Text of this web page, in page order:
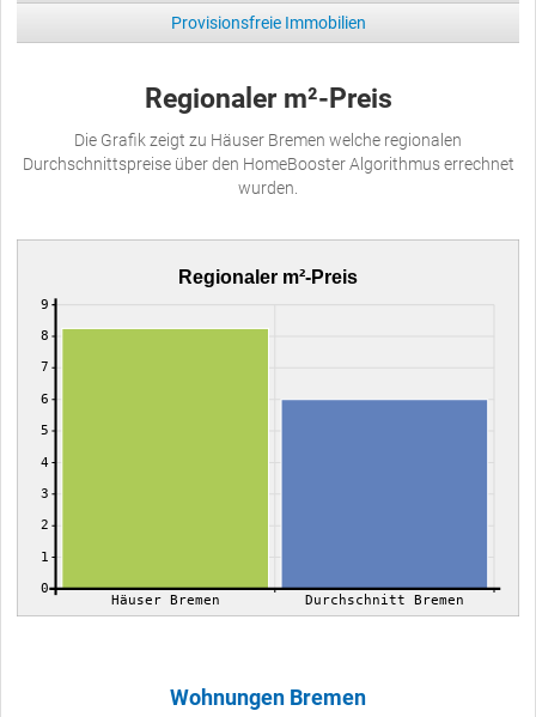
Provisionsfreie Immobilien
Regionaler m²-Preis
Die Grafik zeigt zu Häuser Bremen welche regionalen
Durchschnittspreise über den HomeBooster Algorithmus errechnet
wurden.
Regionaler m²-Preis
0
1
2
3
4
5
6
7
8
9
Häuser Bremen Durchschnitt Bremen
Wohnungen Bremen